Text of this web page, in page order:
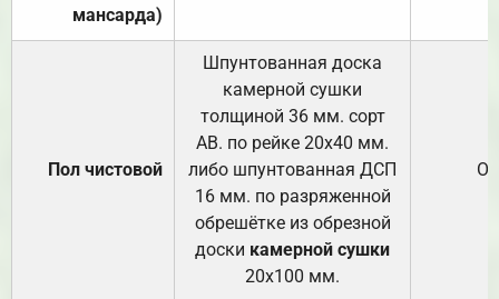
мансарда)
Пол чистовой
Шпунтованная доска
камерной сушки
толщиной 36 мм. сорт
АВ. по рейке 20х40 мм.
либо шпунтованная ДСП
16 мм. по разряженной
обрешётке из обрезной
доски камерной сушки
20х100 мм.